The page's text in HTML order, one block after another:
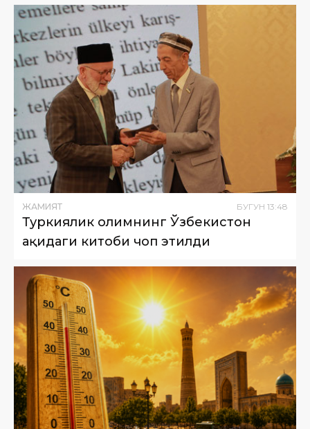
ЖАМИЯТ БУГУН 13:48
Туркиялик олимнинг Ўзбекистон
ҳақидаги китоби чоп этилди